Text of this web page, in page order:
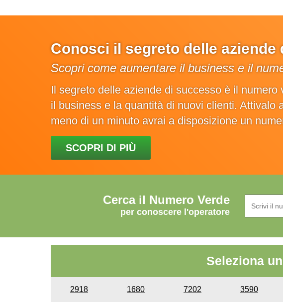
Conosci il segreto delle aziende
Scopri come aumentare il business e il
Il segreto delle aziende di successo è il
il business e la quantità di nuovi clienti.
meno di un minuto avrai a disposizione un
SCOPRI DI PIÙ
Cerca il Numero Verde
per conoscere l'operatore
Seleziona
2918 1680 7202 3590